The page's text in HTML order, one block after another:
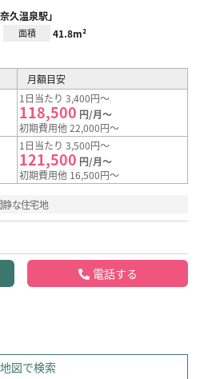
久温泉駅」
面積 41.8m²
月額目安
1日当たり 3,400円～
118,500 円/月～
初期費用他 22,000円～
1日当たり 3,500円～
121,500 円/月～
初期費用他 16,500円～
静な住宅地
電話する
地図で検索